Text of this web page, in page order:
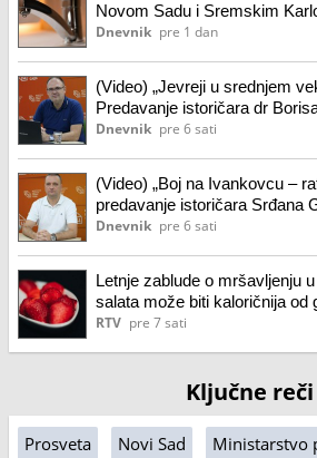
Novom Sadu i Sremskim
Dnevnik pre 1 dan
(Video) „Jevreji u srednjem
Predavanje istoričara dr
Jutjub kanalu KCNS
Dnevnik pre 6 sati
(Video) „Boj na Ivankovcu –
predavanje istoričara Srđana
kanalu KCNS
Dnevnik pre 6 sati
Letnje zablude o mršavljenju
salata može biti kaloričnija od
RTV pre 7 sati
Ključne reči
Prosveta Novi Sad Ministarstvo